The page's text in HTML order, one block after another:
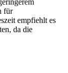
für
empfiehlt es
da die